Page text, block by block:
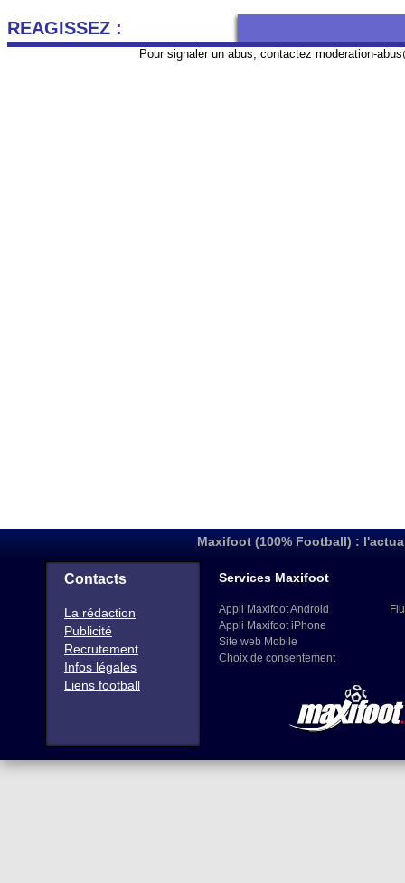
REAGISSEZ :
Pour signaler un abus, contactez moderation-
Maxifoot (100% Football) :
Contacts
La rédaction
Publicité
Recrutement
Infos légales
Liens football
Services Maxifoot
Appli Maxifoot Android
Appli Maxifoot iPhone
Site web Mobile
Choix de consentement